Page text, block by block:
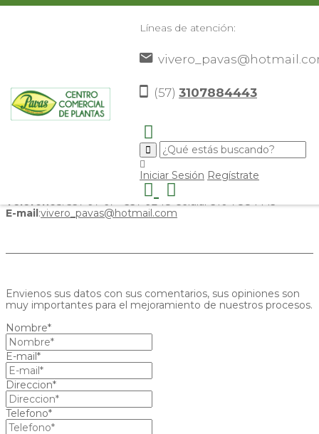
Líneas de atención:
(57) 3107884443
Iniciar Sesión Regístrate
Formulario de contacto
Nuestro horario de atención es de
7:15 am a 5:45 pm de Lunes a Domingo
Teléfonos: 337 97 67 - 337 92 18 Celular 310 7884443
E-mail:vivero_pavas@hotmail.com
Envienos sus datos con sus comentarios, sus opiniones son
muy importantes para el mejoramiento de nuestros procesos.
Nombre*
E-mail*
Direccion*
Telefono*